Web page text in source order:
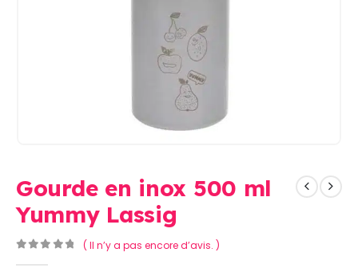
Gourde en inox 500 ml
Yummy Lassig
( Il n’y a pas encore d’avis. )